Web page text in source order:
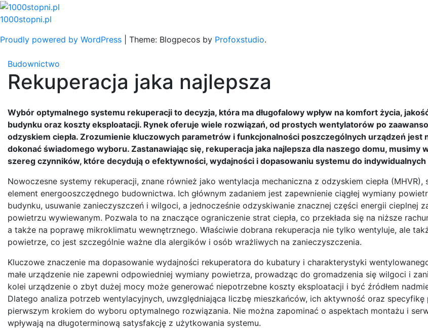
Skip
to
1000stopni.pl
Proudly powered by WordPress
Theme: Blogpecos by Profoxstudio.
Budownictwo
Rekuperacja jaka najlepsza
Wybór optymalnego systemu rekuperacji to decyzja, która ma długofalowy wpływ na komfort życia,
budynku oraz koszty eksploatacji. Rynek oferuje wiele rozwiązań, od prostych wentylatorów po
odzyskiem ciepła. Zrozumienie kluczowych parametrów i funkcjonalności poszczególnych urządzeń jest
dokonać świadomego wyboru. Zastanawiając się, rekuperacja jaka najlepsza dla naszego domu, musimy
szereg czynników, które decydują o efektywności, wydajności i dopasowaniu systemu do
Nowoczesne systemy rekuperacji, znane również jako wentylacja mechaniczna z odzyskiem ciepła
element energooszczędnego budownictwa. Ich głównym zadaniem jest zapewnienie ciągłej wymiany
budynku, usuwanie zanieczyszczeń i wilgoci, a jednocześnie odzyskiwanie znacznej części energii cieplnej
powietrzu wywiewanym. Pozwala to na znaczące ograniczenie strat ciepła, co przekłada się na niższe
a także na poprawę mikroklimatu wewnętrznego. Właściwie dobrana rekuperacja nie tylko wentyluje, ale
powietrze, co jest szczególnie ważne dla alergików i osób wrażliwych na zanieczyszczenia.
Kluczowe znaczenie ma dopasowanie wydajności rekuperatora do kubatury i charakterystyki
małe urządzenie nie zapewni odpowiedniej wymiany powietrza, prowadząc do gromadzenia się wilgoci i
kolei urządzenie o zbyt dużej mocy może generować niepotrzebne koszty eksploatacji i być źródłem
Dlatego analiza potrzeb wentylacyjnych, uwzględniająca liczbę mieszkańców, ich aktywność oraz specyfikę
pierwszym krokiem do wyboru optymalnego rozwiązania. Nie można zapominać o aspektach montażu i
wpływają na długoterminową satysfakcję z użytkowania systemu.